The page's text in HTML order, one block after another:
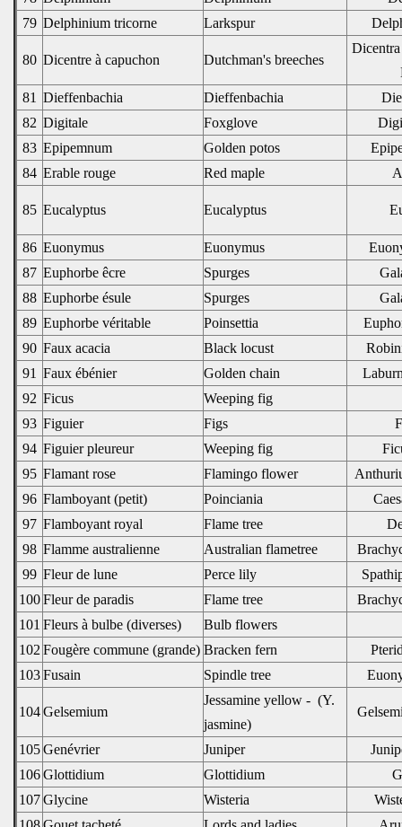
79 Delphinium tricorne Larkspur
80 Dicentre à capuchon Dutchman's breeches
81 Dieffenbachia Dieffenbachia
82 Digitale Foxglove
83 Epipemnum Golden potos
84 Erable rouge Red maple
85 Eucalyptus Eucalyptus
86 Euonymus Euonymus
87 Euphorbe êcre Spurges
88 Euphorbe ésule Spurges
89 Euphorbe véritable Poinsettia
90 Faux acacia Black locust
91 Faux ébénier Golden chain
92 Ficus
Weeping fig
93 Figuier Figs
94 Figuier pleureur Weeping fig
95 Flamant rose Flamingo flower
96 Flamboyant (petit) Poinciania
97 Flamboyant royal Flame tree
98 Flamme australienne Australian flametree
99 Fleur de lune Perce lily
100Fleur de paradis Flame tree
101 Fleurs à bulbe (diverses)
Bulb flowers
102 Fougère commune (grande) Bracken fern
103Fusain Spindle tree
104Gelsemium
Jessamine yellow - (Y.
jasmine)
105Genévrier Juniper
106Glottidium Glottidium
107Glycine Wisteria